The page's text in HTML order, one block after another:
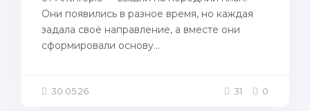
Они появились в разное время, но каждая
задала своё направление, а вместе они
сформировали основу...
30.05.26 31 0